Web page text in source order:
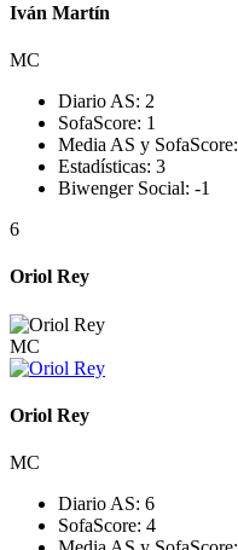
Iván Martín
MC
Diario AS: 2
SofaScore: 1
Media AS y SofaScore:
Estadísticas: 3
Biwenger Social: -1
6
Oriol Rey
MC
Oriol Rey
MC
Diario AS: 6
SofaScore: 4